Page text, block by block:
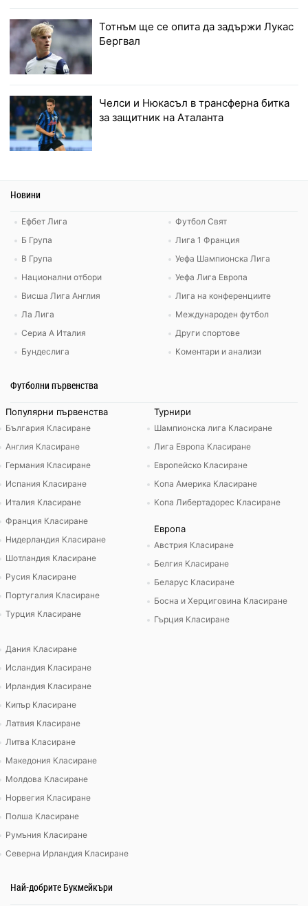
Тотнъм ще се опита да задържи Лукас
Бергвал
Челси и Нюкасъл в трансферна битка
за защитник на Аталанта
Новини
Ефбет Лига
Б Група
В Група
Национални отбори
Висша Лига Англия
Ла Лига
Сериа А Италия
Бундеслига
Футбол Свят
Лига 1 Франция
Уефа Шампионска Лига
Уефа Лига Европа
Лига на конференциите
Международен футбол
Други спортове
Коментари и анализи
Футболни първенства
Популярни първенства
България Класиране
Англия Класиране
Германия Класиране
Испания Класиране
Италия Класиране
Франция Класиране
Нидерландия Класиране
Шотландия Класиране
Русия Класиране
Португалия Класиране
Турция Класиране
Турнири
Шампионска лига Класиране
Лига Европа Класиране
Европейско Класиране
Копа Америка Класиране
Копа Либертадорес Класиране
Европа
Австрия Класиране
Белгия Класиране
Беларус Класиране
Босна и Херциговина Класиране
Гърция Класиране
Дания Класиране
Исландия Класиране
Ирландия Класиране
Кипър Класиране
Латвия Класиране
Литва Класиране
Македония Класиране
Молдова Класиране
Норвегия Класиране
Полша Класиране
Румъния Класиране
Северна Ирландия Класиране
Най-добрите Букмейкъри